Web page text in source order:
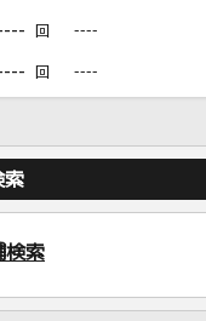
カラオケ最新情報をチェック！
DAMに会員登録・ログインして
回 ----
回 ----
索
検索